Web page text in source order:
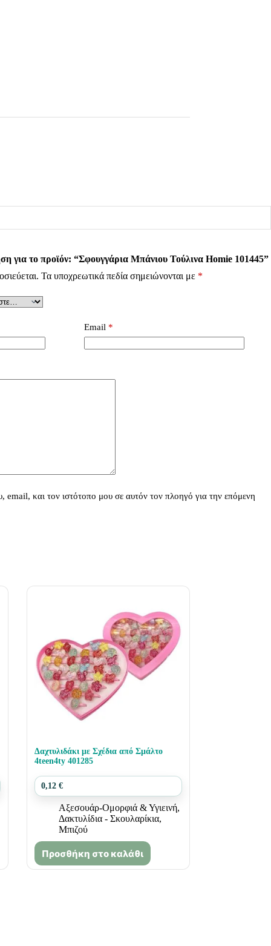
για το προϊόν: “Σφουγγάρια Μπάνιου Τούλινα Homie 101445”
Τα υποχρεωτικά πεδία σημειώνονται με *
Email *
και τον ιστότοπο μου σε αυτόν τον πλοηγό για την επόμενη
Δαχτυλιδάκι με Σχέδια από Σμάλτο
4teen4ty 401285
0,12 €
Αξεσουάρ-Ομορφιά & Υγιεινή,
Δακτυλίδια - Σκουλαρίκια,
Μπιζού
Προσθήκη στο καλάθι